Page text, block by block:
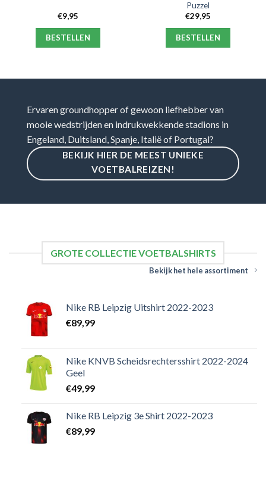
€9,95
BESTELLEN
Puzzel
€29,95
BESTELLEN
Ervaren groundhopper of gewoon liefhebber van
mooie wedstrijden en indrukwekkende stadions in
Engeland, Duitsland, Spanje, Italië of Portugal?
BEKIJK HIER DE MEEST UNIEKE
VOETBALREIZEN!
GROTE COLLECTIE VOETBALSHIRTS
Bekijk het hele assortiment
Nike RB Leipzig Uitshirt 2022-2023
€89,99
Nike KNVB Scheidsrechtersshirt 2022-2024
Geel
€49,99
Nike RB Leipzig 3e Shirt 2022-2023
€89,99